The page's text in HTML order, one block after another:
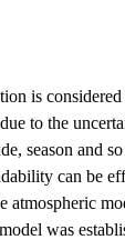
is
to the
season and
can be
atmospheric
was